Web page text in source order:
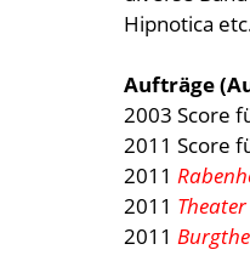
Hipnotica
Aufträge
2003 Score
2011 Score
2011
2011
2011